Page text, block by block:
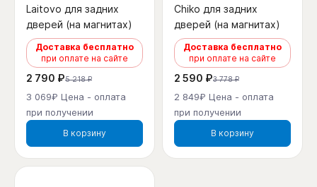
Laitovo для задних
дверей (на магнитах)
Доставка бесплатно
при оплате на сайте
2 790 ₽5 218 ₽
3 069₽ Цена - оплата
при получении
В корзину
Chiko для задних
дверей (на магнитах)
Доставка бесплатно
при оплате на сайте
2 590 ₽3 778 ₽
2 849₽ Цена - оплата
при получении
В корзину